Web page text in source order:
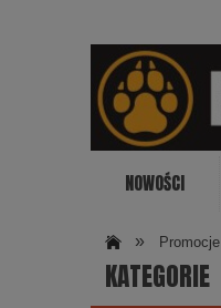
NOWOŚCI
» Promocje
KATEGORIE